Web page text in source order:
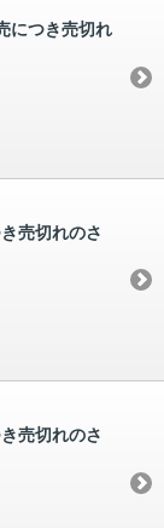
につき売切れ
売切れのさ
売切れのさ